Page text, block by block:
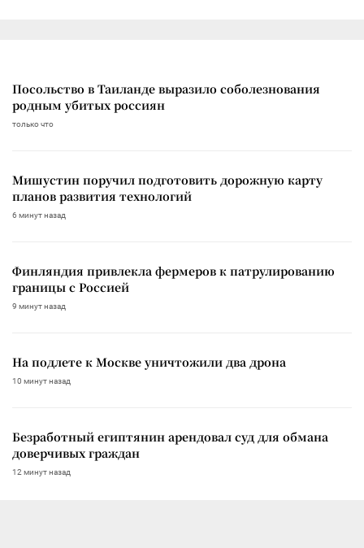
Посольство в Таиланде выразило соболезнования
родным убитых россиян
только что
Мишустин поручил подготовить дорожную карту
планов развития технологий
6 минут назад
Финляндия привлекла фермеров к патрулированию
границы с Россией
9 минут назад
На подлете к Москве уничтожили два дрона
10 минут назад
Безработный египтянин арендовал суд для обмана
доверчивых граждан
12 минут назад